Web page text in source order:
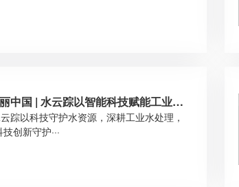
中国 | 水云踪以智能科技赋能工业节
踪以科技守护水资源，深耕工业水处理，
创新守护···